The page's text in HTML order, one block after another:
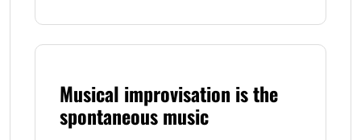
Musical improvisation is the
spontaneous music